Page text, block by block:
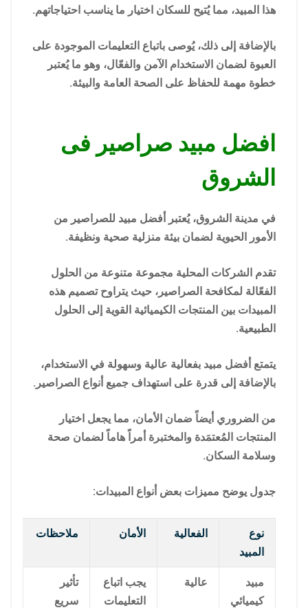
هذا المبيد، مما يُتيح للسكان اختيار ما يناسب احتياجاتهم.
بالإضافة إلى ذلك، يُوصى باتباع التعليمات الموجودة على
العبوة لضمان الاستخدام الآمن والفعّال، وهو ما يُعتبر
خطوة مهمة للحفاظ على الصحة العامة والبيئة.
افضل مبيد صراصير فى
الشروق
في مدينة الشروق، يُعتبر أفضل مبيد للصراصير من
الأمور الحيوية لضمان بيئة منزلية صحية ونظيفة.
تقدم الشركات المحلية مجموعة متنوعة من الحلول
الفعّالة لمكافحة الصراصير، حيث يتراوح تصميم هذه
المبيدات بين المنتجات الكيميائية القوية إلى الحلول
الطبيعية.
يتمتع أفضل مبيد بفعالية عالية وسهولة في الاستخدام،
بالإضافة إلى قدرة على استهداف جميع أنواع الصراصير.
من الضروري أيضاً ضمان الأمان، مما يجعل اختيار
المنتجات المُعتمَدة والمختبرة أمراً هاماً لضمان صحة
وسلامة السكان.
جدول يوضح مميزات بعض أنواع المبيدات:
نوع
المبيد
الفعالية الأمان ملاحظات
مبيد
كيميائي
عالية
يجب اتباع
التعليمات
تأثير
سريع